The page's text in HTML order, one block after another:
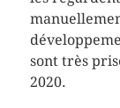
sont très
2020.